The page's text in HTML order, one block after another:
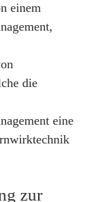
einem
die
eine
zur